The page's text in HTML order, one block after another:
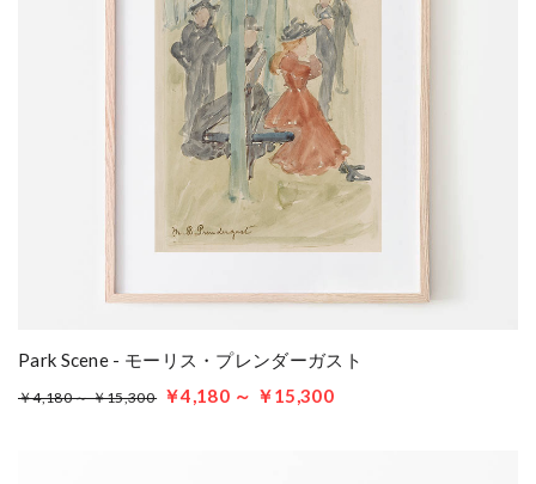
Park Scene - モーリス・プレンダーガスト
￥4,180 ～ ￥15,300 ￥4,180 ～ ￥15,300